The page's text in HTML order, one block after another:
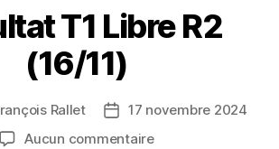
T1 Libre R2
(16/11)
Rallet
Date
de
17 novembre 2024
Aucun commentairesur